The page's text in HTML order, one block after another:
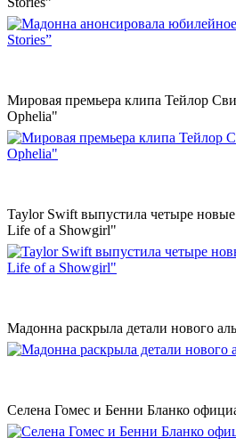
Мировая премьера клипа Тейлор
Ophelia"
Taylor Swift выпустила четыре
Life of a Showgirl"
Мадонна раскрыла детали нового
Селена Гомес и Бенни Бланко